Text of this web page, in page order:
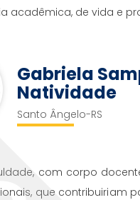
acadêmica, de vida e
Gabriela
Natividade
Santo Ângelo-RS
com corpo
que contribuiriam